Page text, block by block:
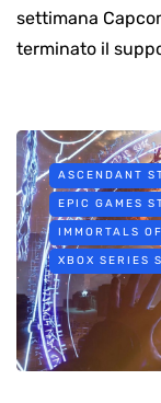
settimana
terminato il
ASCENDANT
EPIC GAMES
IMMORTALS
XBOX SERIES S